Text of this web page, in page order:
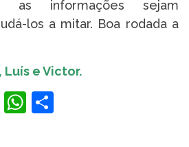
as informações sejam
los a mitar. Boa rodada a
Luís e Victor.
Telegram
WhatsApp